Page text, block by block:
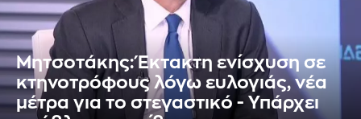
Μητσοτάκης: Έκτακτη ενίσχυση σε
κτηνοτρόφους λόγω ευλογιάς, νέα
μέτρα για το στεγαστικό - Υπάρχει